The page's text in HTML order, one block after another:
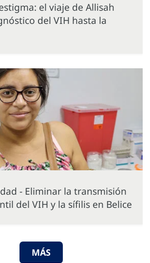
el viaje de Allisah
del VIH hasta la
- Eliminar la transmisión
del VIH y la sífilis en Belice
MÁS